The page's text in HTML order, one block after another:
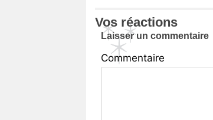
Vos réactions
Laisser un commentaire
Commentaire